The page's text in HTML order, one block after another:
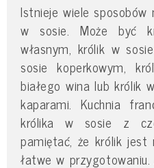
Istnieje wiele
w sosie. Może być
własnym, królik w
sosie koperkowym,
białego wina lub królik
kaparami. Kuchnia
królika w sosie z
pamiętać, że królik
łatwe w